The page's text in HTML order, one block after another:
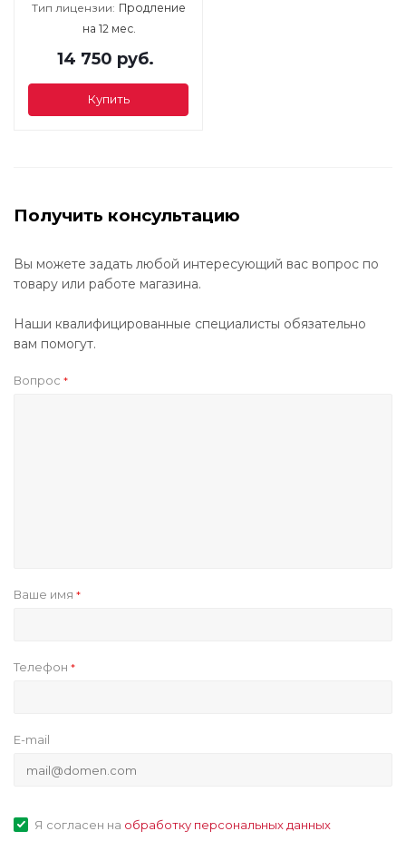
Тип лицензии: Продление
на 12 мес.
14 750 руб.
Купить
Получить консультацию
Вы можете задать любой интересующий вас вопрос по
товару или работе магазина.
Наши квалифицированные специалисты обязательно
вам помогут.
Вопрос *
Ваше имя *
Телефон *
E-mail
Я согласен на обработку персональных данных